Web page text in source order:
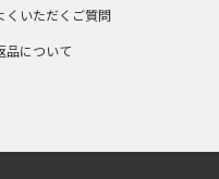
くいただくご質問
品について